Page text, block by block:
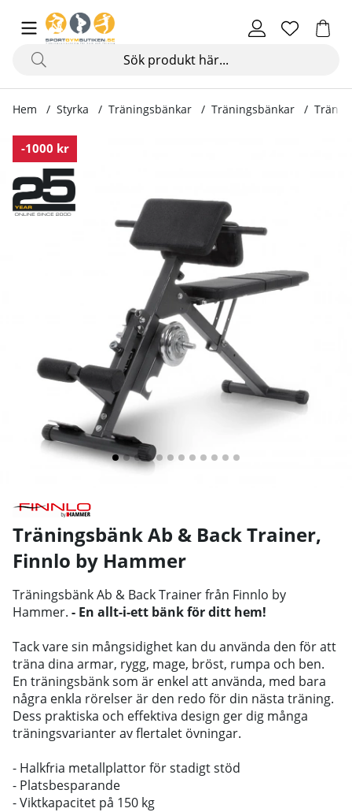
Hem Styrka Träningsbänkar Träningsbänkar
-1000 kr
Produktbilder Träningsbänk Ab & Back Trainer
Träningsbänk Ab & Back Trainer,
Finnlo by Hammer
Träningsbänk Ab & Back Trainer från Finnlo by
Hammer. - En allt-i-ett bänk för ditt hem!
Tack vare sin mångsidighet kan du använda den för att
träna dina armar, rygg, mage, bröst, rumpa och ben.
En träningsbänk som är enkel att använda, med bara
några enkla rörelser är den redo för din nästa träning.
Dess praktiska och effektiva design ger dig många
träningsvarianter av flertalet övningar.
- Halkfria metallplattor för stadigt stöd
- Platsbesparande
- Viktkapacitet på 150 kg